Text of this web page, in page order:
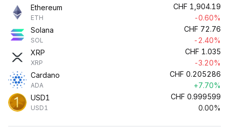
Ethereum
ETH
CHF 1,904.19
-0.60%
Solana
SOL
CHF 72.76
-2.40%
XRP
XRP
CHF 1.035
-3.20%
Cardano
ADA
CHF 0.205286
+7.70%
USD1
USD1
CHF 0.999599
0.00%